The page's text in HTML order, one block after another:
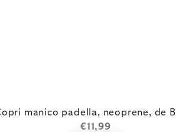
manico padella, neoprene, de
€11,99